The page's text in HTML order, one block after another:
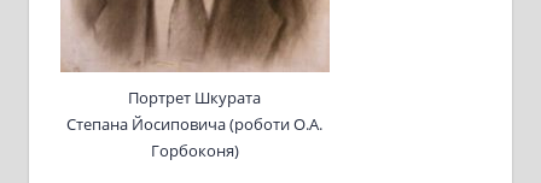
Портрет Шкурата
Степана Йосиповича (роботи О.А.
Горбоконя)